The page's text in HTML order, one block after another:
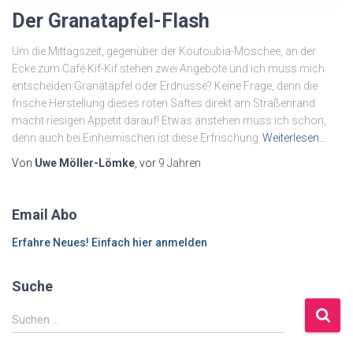
Der Granatapfel-Flash
Um die Mittagszeit, gegenüber der Koutoubia-Moschee, an der
Ecke zum Café Kif-Kif stehen zwei Angebote und ich muss mich
entscheiden:Granatäpfel oder Erdnüsse? Keine Frage, denn die
frische Herstellung dieses roten Saftes direkt am Straßenrand
macht riesigen Appetit darauf! Etwas anstehen muss ich schon,
denn auch bei Einheimischen ist diese Erfrischung Weiterlesen…
Von Uwe Möller-Lömke , vor 9 Jahren
Email Abo
Erfahre Neues! Einfach hier anmelden
Suche
S
u
Suchen …